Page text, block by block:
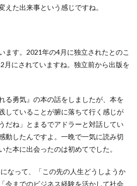
えた出来事という感じですね。
ます。2021年の4月に独立されたとのこ
月にされていますね。独立前から出版を
る勇気』の本の話をしましたが、本を
していることが腑に落ちて行く感じが
だね」とまるでアドラーと対話してい
動したんですよ。一晩で一気に読み切
た本に出会ったのは初めてでした。
なって、「この先の人生どうしようか
今までのビジネス経験を活かして社会